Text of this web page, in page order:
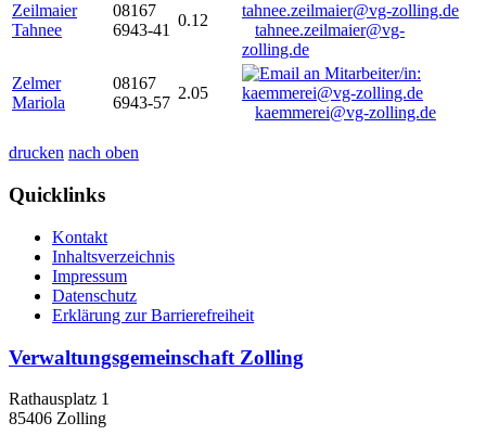
Zeilmaier
Tahnee
08167
6943-41
0.12
tahnee.zeilmaier@vg-
zolling.de
Zelmer
Mariola
08167
6943-57
2.05
kaemmerei@vg-zolling.de
drucken nach oben
Quicklinks
Kontakt
Inhaltsverzeichnis
Impressum
Datenschutz
Erklärung zur Barrierefreiheit
Verwaltungsgemeinschaft Zolling
Rathausplatz 1
85406 Zolling